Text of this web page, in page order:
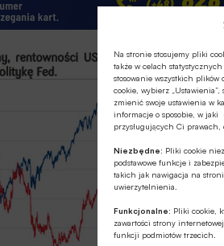
Na stronie stosujemy pliki
także w celach
stosowanie wszystkich
cookie, wybierz
zmienić swoje ustawienia w
informacje o sposobie, w jaki
przysługujących Ci
Niezbędne: Pliki cookie
podstawowe funkcje i
takich jak nawigacja na
uwierzytelnienia.
Funkcjonalne: Pliki cookie,
zawartości strony
funkcji podmiotów trzecich.